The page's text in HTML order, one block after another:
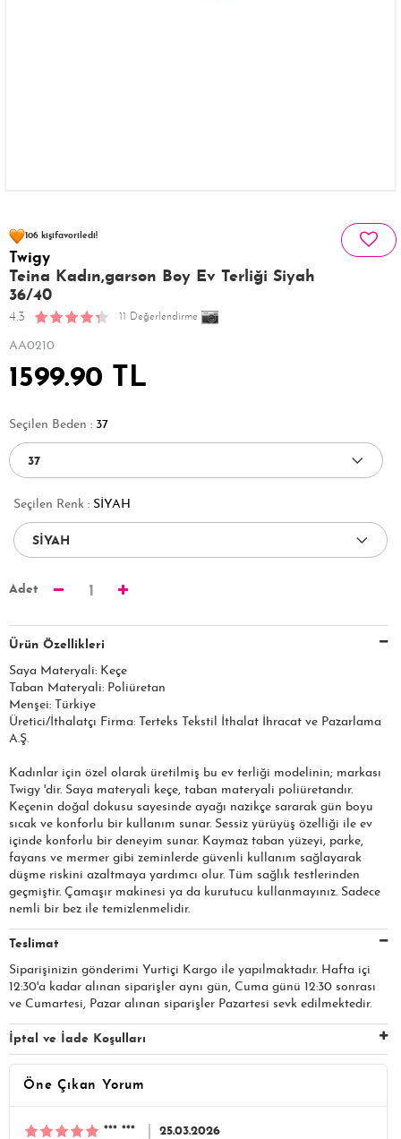
106 kişifavoriledi!
18 kişiSatın Aldı!
115 kişi
Twigy
Teina Kadın,garson Boy Ev Terliği Siyah
36/40
4.3 11 Değerlendirme
AA0210
1599.90 TL
Seçilen Beden : 37
Seçilen Renk : SİYAH
Adet 1
Ürün Özellikleri
Saya Materyali: Keçe
Taban Materyali: Poliüretan
Menşei: Türkiye
Üretici/İthalatçı Firma: Terteks Tekstil İthalat İhracat ve Pazarlama
A.Ş.​​​
Kadınlar için özel olarak üretilmiş bu ev terliği modelinin; markası
Twigy 'dir. Saya materyali keçe, taban materyali poliüretandır.
Keçenin doğal dokusu sayesinde ayağı nazikçe sararak gün boyu
sıcak ve konforlu bir kullanım sunar. Sessiz yürüyüş özelliği ile ev
içinde konforlu bir deneyim sunar. Kaymaz taban yüzeyi, parke,
fayans ve mermer gibi zeminlerde güvenli kullanım sağlayarak
düşme riskini azaltmaya yardımcı olur. Tüm sağlık testlerinden
geçmiştir. Çamaşır makinesi ya da kurutucu kullanmayınız. Sadece
nemli bir bez ile temizlenmelidir.
Teslimat
Siparişinizin gönderimi Yurtiçi Kargo ile yapılmaktadır. Hafta içi
12:30'a kadar alınan siparişler aynı gün, Cuma günü 12:30 sonrası
ve Cumartesi, Pazar alınan siparişler Pazartesi sevk edilmektedir.
İptal ve İade Koşulları
Öne Çıkan Yorum
*** *** 25.03.2026